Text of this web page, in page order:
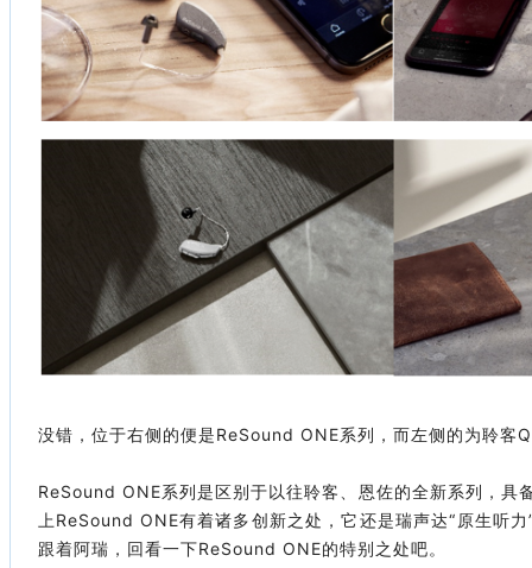
没错，位于右侧的便是ReSound ONE系列，而左侧的为聆客
ReSound ONE系列是区别于以往聆客、恩佐的全新系列，具
上ReSound ONE有着诸多创新之处，它还是瑞声达“原生听
跟着阿瑞，回看一下ReSound ONE的特别之处吧。